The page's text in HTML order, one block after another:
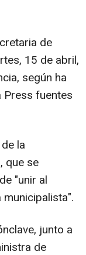
de
15 de abril,
según ha
Press fuentes
la
que se
"unir al
junto a
de